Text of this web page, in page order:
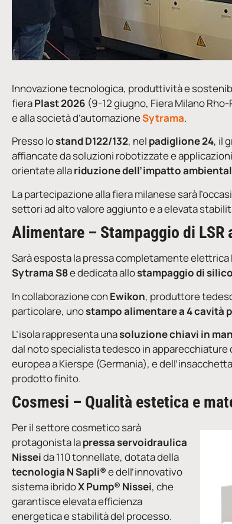
Innovazione tecnologica, produttività e
fieraPlast 2026 (9-12 giugno, Fiera Milano
e alla società d’automazioneSytrama.
Presso lostand D122/132, nel padiglione 24, il
affiancate da soluzioni robotizzate e
orientate allariduzione dell’impatto
La partecipazione alla fiera milanese sarà
settori ad alto valore aggiunto e a elevata
Alimentare – Stampaggio di LSR
Sarà esposta la pressa completamente elettrica
Sytrama S8e dedicata allostampaggio di
In collaborazione con Ewikon, produttore
particolare, unostampo alimentare a 4 cavità
L’isola rappresenta unasoluzione chiavi in
dal noto specialista tedesco in apparecchiature
europea a Kierspe (Germania), e
prodotto finito.
Cosmesi – Qualità estetica e
Per il settore cosmetico sarà
protagonista lapressa servoidraulica
Nisseida 110 tonnellate, dotata della
tecnologia N Sapli®e dell’innovativo
sistema ibridoX Pump® Nissei, che
garantisce elevata efficienza
energetica e stabilità del processo.